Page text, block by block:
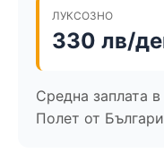
ЛУКСОЗНО
330 лв/
Средна заплата в
Полет от